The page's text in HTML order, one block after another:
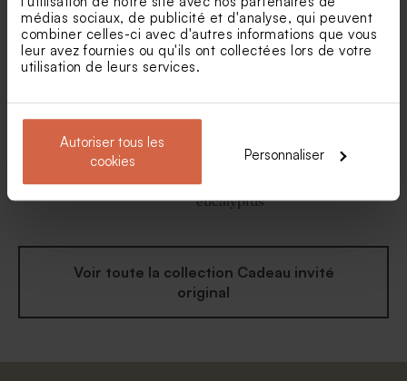
médias sociaux, de publicité et d'analyse, qui peuvent
combiner celles-ci avec d'autres informations que vous
leur avez fournies ou qu'ils ont collectées lors de votre
utilisation de leurs services.
Autoriser tous les
cookies
Personnaliser
Tube à bulles mariage
Tube à bulles mariage vert
eucalyptus
Voir toute la collection Cadeau invité
original